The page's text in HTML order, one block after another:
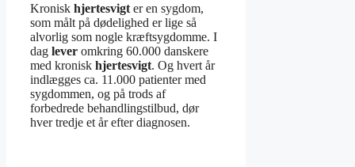
Kronisk hjertesvigt er en sygdom,
som målt på dødelighed er lige så
alvorlig som nogle kræftsygdomme. I
dag lever omkring 60.000 danskere
med kronisk hjertesvigt. Og hvert år
indlægges ca. 11.000 patienter med
sygdommen, og på trods af
forbedrede behandlingstilbud, dør
hver tredje et år efter diagnosen.